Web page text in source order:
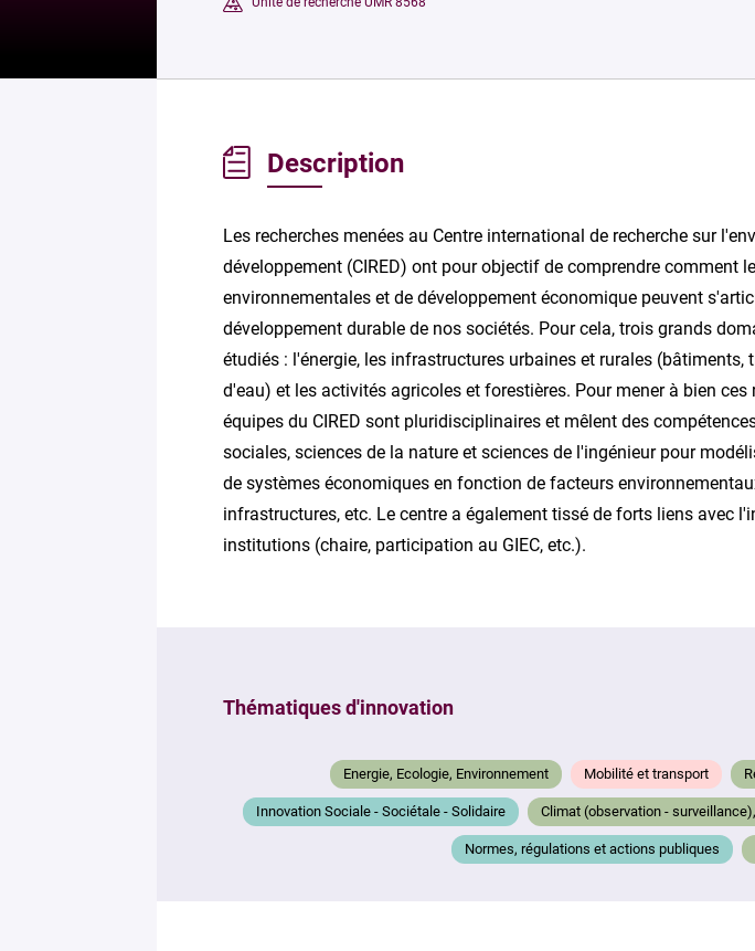
Description
Les recherches menées au Centre international de recherche sur
développement (CIRED) ont pour objectif de comprendre comment
environnementales et de développement économique peuvent
développement durable de nos sociétés. Pour cela, trois grands
étudiés : l'énergie, les infrastructures urbaines et rurales (bâtiments,
d'eau) et les activités agricoles et forestières. Pour mener à bien ces
équipes du CIRED sont pluridisciplinaires et mêlent des
sociales, sciences de la nature et sciences de l'ingénieur pour
de systèmes économiques en fonction de facteurs
infrastructures, etc. Le centre a également tissé de forts liens avec
institutions (chaire, participation au GIEC, etc.).
Thématiques d'innovation
Energie, Ecologie, Environnement Mobilité et transport
Innovation Sociale - Sociétale - Solidaire Climat (observation -
Normes, régulations et actions publiques